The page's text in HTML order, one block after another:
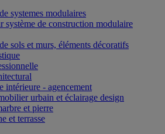
systemes modulaires
système de construction modulaire
sols et murs, éléments décoratifs
intérieure - agencement
urbain et éclairage design
et pierre
et terrasse